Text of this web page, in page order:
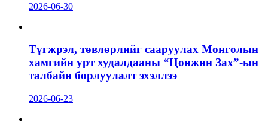
2026-06-30
Түгжрэл, төвлөрлийг сааруулах Монголын
хамгийн урт худалдааны “Цонжин Зах”-ын
талбайн борлуулалт эхэллээ
2026-06-23